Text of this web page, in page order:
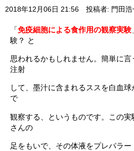
2018年12月06日 21:56 投稿者: 門田浩
「免疫細胞による食作用の観察実験
験？ と
思われるかもしれません。簡単に
注射
して、墨汁に含まれるススを白血
で
観察する、というものです。この
さんの
足をもいで、その体液をプレパラ